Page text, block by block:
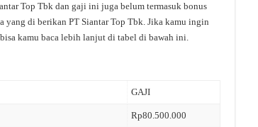
Top Tbk dan gaji ini juga belum termasuk bonus
yang di berikan PT Siantar Top Tbk. Jika kamu ingin
kamu baca lebih lanjut di tabel di bawah ini.
GAJI
Rp80.500.000